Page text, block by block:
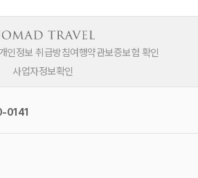
개인정보 취급방침여행약관보증보험 확인
사업자정보확인
0141